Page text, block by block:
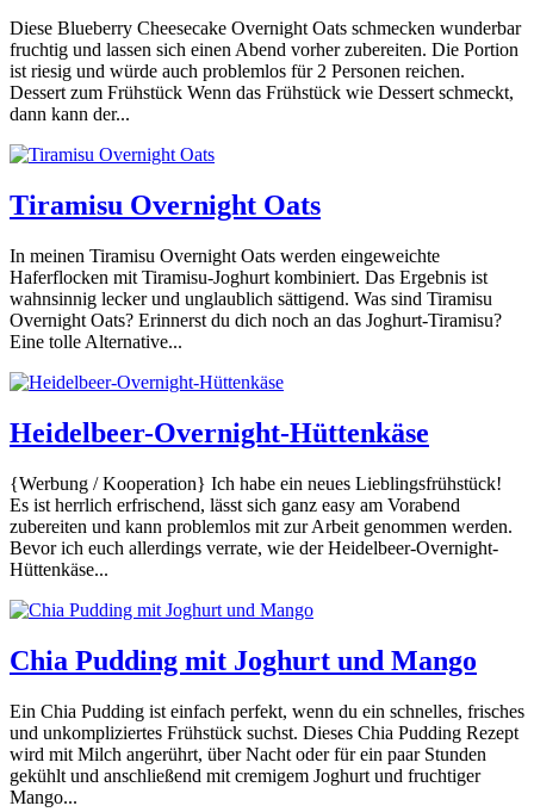
Diese Blueberry Cheesecake Overnight Oats schmecken wunderbar
fruchtig und lassen sich einen Abend vorher zubereiten. Die Portion
ist riesig und würde auch problemlos für 2 Personen reichen.
Dessert zum Frühstück Wenn das Frühstück wie Dessert schmeckt,
dann kann der...
Tiramisu Overnight Oats
In meinen Tiramisu Overnight Oats werden eingeweichte
Haferflocken mit Tiramisu-Joghurt kombiniert. Das Ergebnis ist
wahnsinnig lecker und unglaublich sättigend. Was sind Tiramisu
Overnight Oats? Erinnerst du dich noch an das Joghurt-Tiramisu?
Eine tolle Alternative...
Heidelbeer-Overnight-Hüttenkäse
{Werbung / Kooperation} Ich habe ein neues Lieblingsfrühstück!
Es ist herrlich erfrischend, lässt sich ganz easy am Vorabend
zubereiten und kann problemlos mit zur Arbeit genommen werden.
Bevor ich euch allerdings verrate, wie der Heidelbeer-Overnight-
Hüttenkäse...
Chia Pudding mit Joghurt und Mango
Ein Chia Pudding ist einfach perfekt, wenn du ein schnelles, frisches
und unkompliziertes Frühstück suchst. Dieses Chia Pudding Rezept
wird mit Milch angerührt, über Nacht oder für ein paar Stunden
gekühlt und anschließend mit cremigem Joghurt und fruchtiger
Mango...